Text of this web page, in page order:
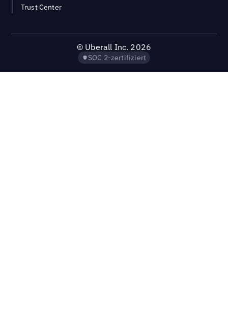
Trust Center
© Uberall Inc. 2026
SOC 2-zertifiziert